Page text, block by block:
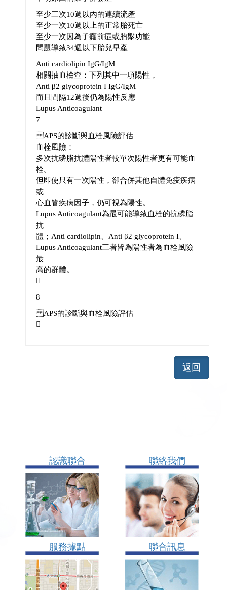
至少三次10週以內的連續流產
至少一次10週以上的正常胎死亡
至少一次因為子癲前症或胎盤功能
問題導致34週以下胎兒早產
Anti cardiolipin IgG/IgM
相關抽血檢查：下列其中一項陽性，
Anti β2 glycoprotein I IgG/IgM
而且間隔12週後仍為陽性反應
Lupus Anticoagulant
7
APS的診斷與血栓風險評估
血栓風險：
多次抗磷脂抗體陽性者較單次陽性者更有可能血
栓。
但即使只有一次陽性，卻合併其他自體免疫疾病
或
心血管疾病因子，仍可視為陽性。
Lupus Anticoagulant為最可能導致血栓的抗磷脂
抗
體；Anti cardiolipin、Anti β2 glycoprotein I、
Lupus Anticoagulant三者皆為陽性者為血栓風險
最
高的群體。

8
APS的診斷與血栓風險評估

認識聯合 聯絡我們
服務據點 聯合訊息